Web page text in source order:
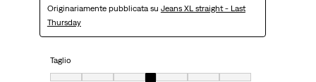
Originariamente pubblicata su Jeans XL straight - Last
Thursday
Taglio
Taglio, 4 su 7, dove 1 è uguale a Molto aderente e 7 è uguale a Molto